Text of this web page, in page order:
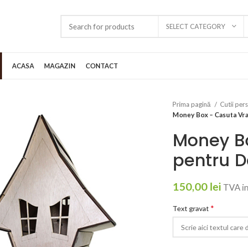
SELECT CATEGORY
ACASA MAGAZIN CONTACT
Prima pagină
Cutii
Money Box – Casuta
Money
pentru
150,00 lei TVA
Text gravat *